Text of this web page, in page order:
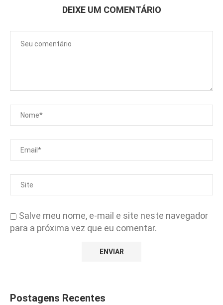
DEIXE UM COMENTÁRIO
Salve meu nome, e-mail e site neste navegador
para a próxima vez que eu comentar.
Postagens Recentes